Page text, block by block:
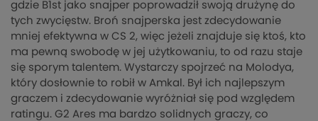
gdzie B1st jako snajper poprowadził swoją drużynę do
tych zwycięstw. Broń snajperska jest zdecydowanie
mniej efektywna w CS 2, więc jeżeli znajduje się ktoś, kto
ma pewną swobodę w jej użytkowaniu, to od razu staje
się sporym talentem. Wystarczy spojrzeć na Molodya,
który dosłownie to robił w Amkal. Był ich najlepszym
graczem i zdecydowanie wyróżniał się pod względem
ratingu. G2 Ares ma bardzo solidnych graczy, co